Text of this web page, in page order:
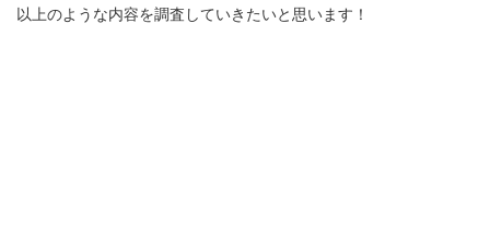
以上のような内容を調査していきたいと思います！